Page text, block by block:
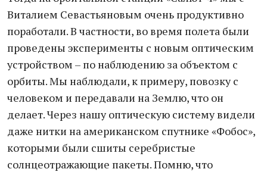
Виталием Севастьяновым очень продуктивно
поработали. В частности, во время полета были
проведены эксперименты с новым оптическим
устройством – по наблюдению за объектом с
орбиты. Мы наблюдали, к примеру, повозку с
человеком и передавали на Землю, что он
делает. Через нашу оптическую систему видели
даже нитки на американском спутнике «Фобос»,
которыми были сшиты серебристые
солнцеотражающие пакеты. Помню, что